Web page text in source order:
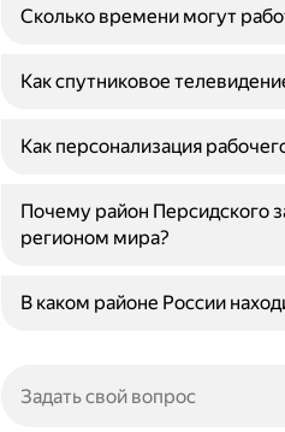
Сколько времени могут
Как спутниковое
Как персонализация
Почему район Персидского
регионом мира?
В каком районе России